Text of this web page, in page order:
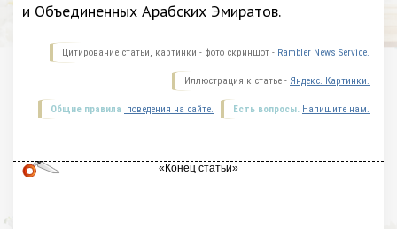
и Объединенных Арабских Эмиратов.
Цитирование статьи, картинки - фото скриншот - Rambler News Service.
Иллюстрация к статье - Яндекс. Картинки.
Есть вопросы. Напишите нам.
Общие правила поведения на сайте.